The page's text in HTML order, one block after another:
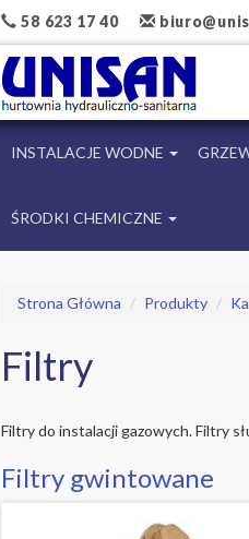
58 623 17 40
INSTALACJE WODNE
ŚRODKI CHEMICZNE
Strona Główna Produkty
Filtry
Filtry do instalacji gazowych. Filtry
Filtry gwintowane